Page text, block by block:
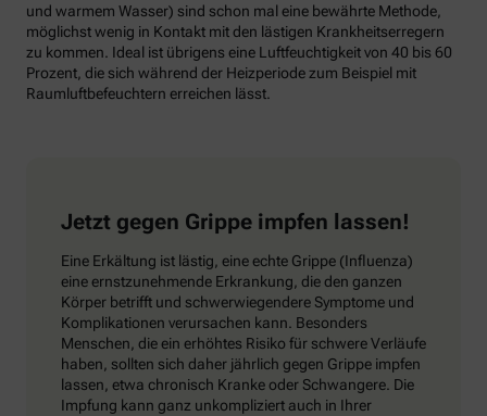
und warmem Wasser) sind schon mal eine bewährte Methode,
möglichst wenig in Kontakt mit den lästigen Krankheitserregern
zu kommen. Ideal ist übrigens eine Luftfeuchtigkeit von 40 bis 60
Prozent, die sich während der Heizperiode zum Beispiel mit
Raumluftbefeuchtern erreichen lässt.
Jetzt gegen Grippe impfen lassen!
Eine Erkältung ist lästig, eine echte Grippe (Influenza)
eine ernstzunehmende Erkrankung, die den ganzen
Körper betrifft und schwerwiegendere Symptome und
Komplikationen verursachen kann. Besonders
Menschen, die ein erhöhtes Risiko für schwere Verläufe
haben, sollten sich daher jährlich gegen Grippe impfen
lassen, etwa chronisch Kranke oder Schwangere. Die
Impfung kann ganz unkompliziert auch in Ihrer